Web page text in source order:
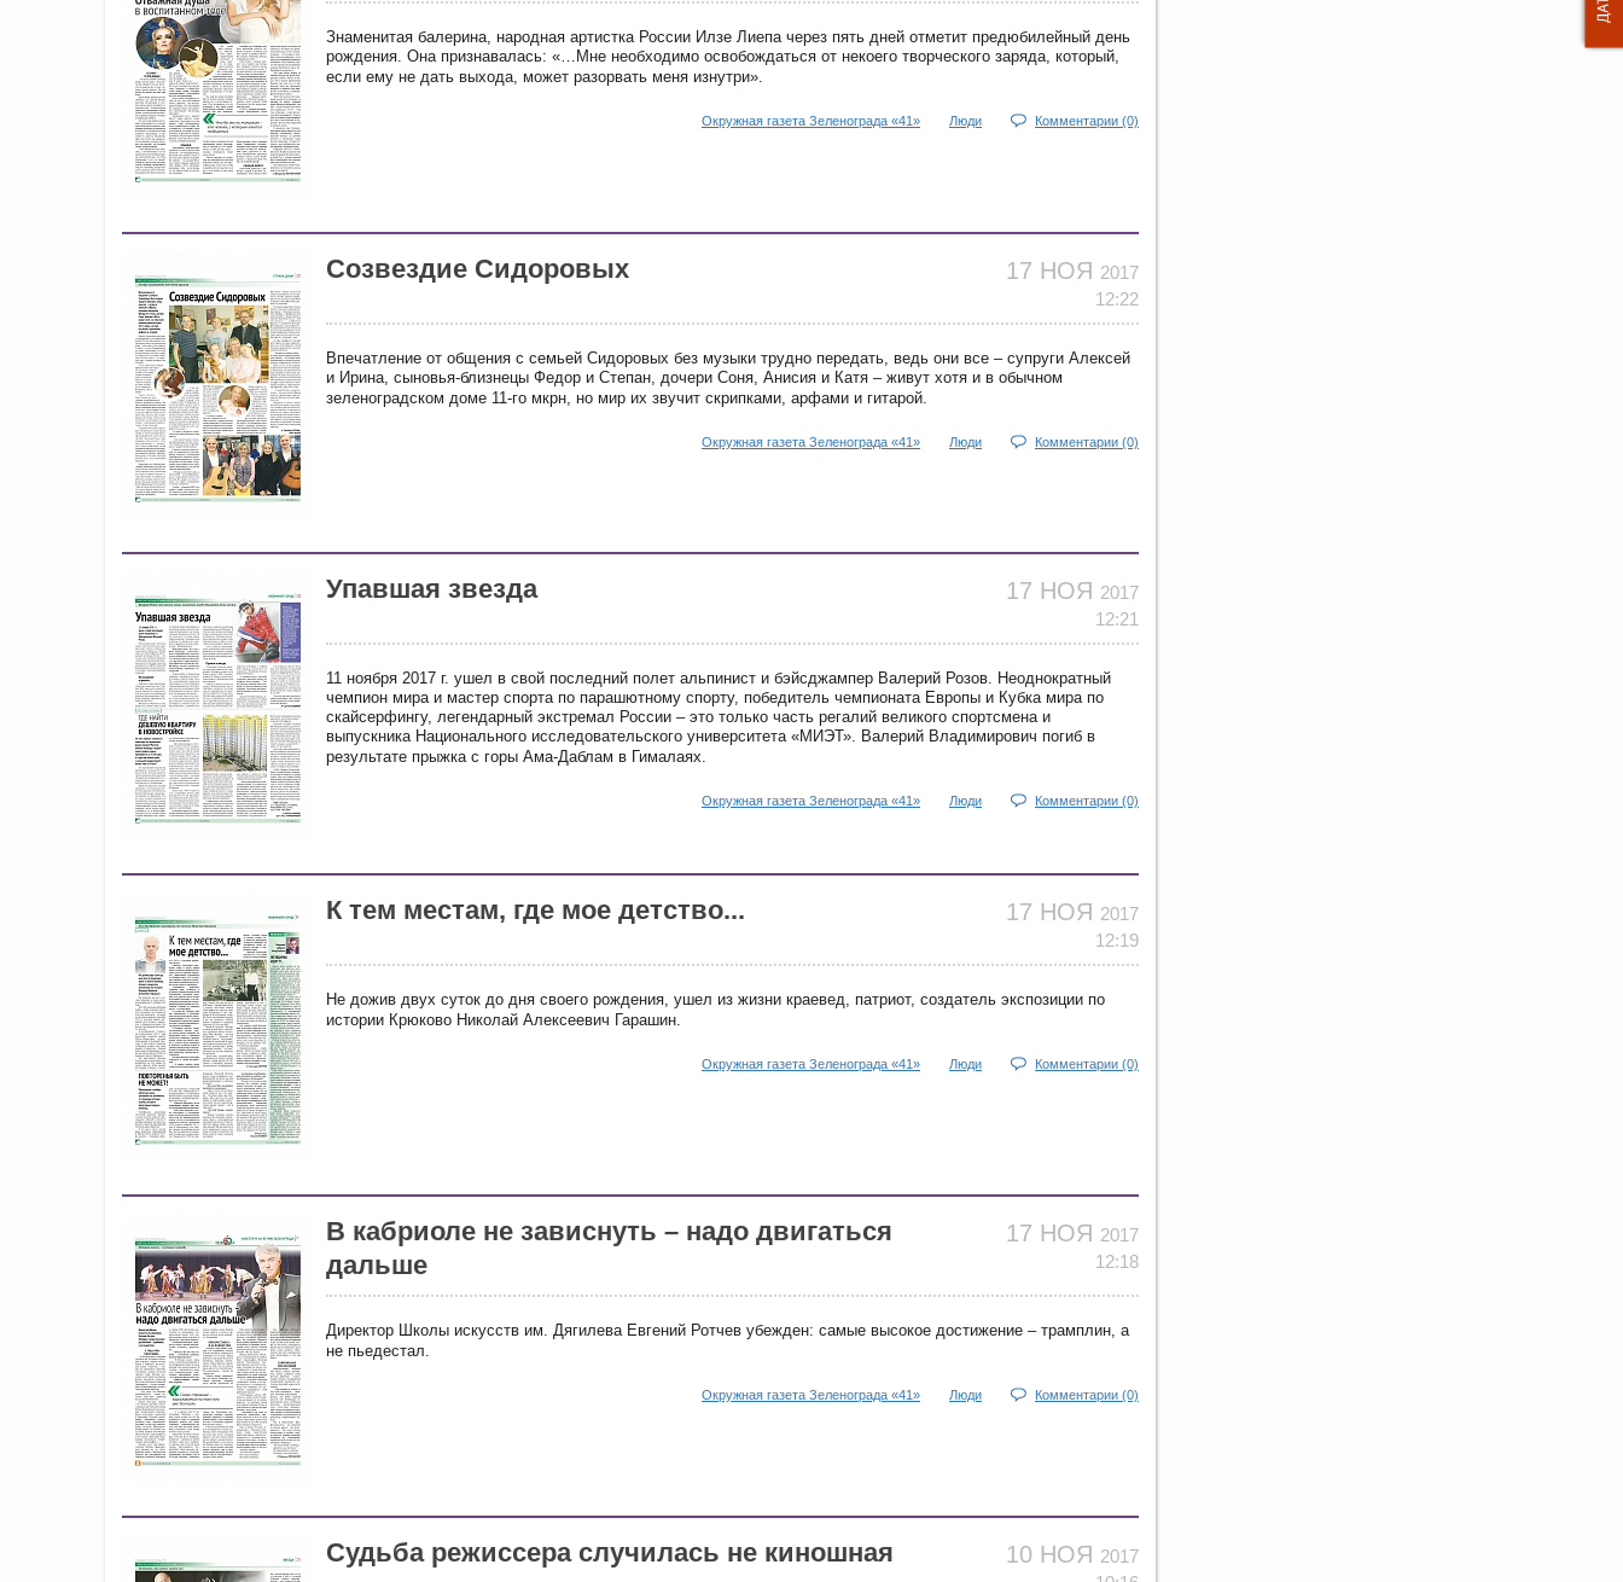
Знаменитая балерина, народная артистка России Илзе Лиепа через пять дней отметит предюбилейный день
рождения. Она признавалась: «…Мне необходимо освобождаться от некоего творческого заряда, который,
если ему не дать выхода, может разорвать меня изнутри».
Окружная газета Зеленограда «41» Люди Комментарии (0)
17 НОЯ 2017
12:22
Созвездие Сидоровых
Впечатление от общения с семьей Сидоровых без музыки трудно передать, ведь они все – супруги Алексей
и Ирина, сыновья-близнецы Федор и Степан, дочери Соня, Анисия и Катя – живут хотя и в обычном
зеленоградском доме 11-го мкрн, но мир их звучит скрипками, арфами и гитарой.
Окружная газета Зеленограда «41» Люди Комментарии (0)
17 НОЯ 2017
12:21
Упавшая звезда
11 ноября 2017 г. ушел в свой последний полет альпинист и бэйсджампер Валерий Розов. Неоднократный
чемпион мира и мастер спорта по парашютному спорту, победитель чемпионата Европы и Кубка мира по
скайсерфингу, легендарный экстремал России – это только часть регалий великого спортсмена и
выпускника Национального исследовательского университета «МИЭТ». Валерий Владимирович погиб в
результате прыжка с горы Ама-Даблам в Гималаях.
Окружная газета Зеленограда «41» Люди Комментарии (0)
17 НОЯ 2017
12:19
К тем местам, где мое детство...
Не дожив двух суток до дня своего рождения, ушел из жизни краевед, патриот, создатель экспозиции по
истории Крюково Николай Алексеевич Гарашин.
Окружная газета Зеленограда «41» Люди Комментарии (0)
17 НОЯ 2017
12:18
В кабриоле не зависнуть – надо двигаться
дальше
Директор Школы искусств им. Дягилева Евгений Ротчев убежден: самые высокое достижение – трамплин, а
не пьедестал.
Окружная газета Зеленограда «41» Люди Комментарии (0)
10 НОЯ 2017
Судьба режиссера случилась не киношная